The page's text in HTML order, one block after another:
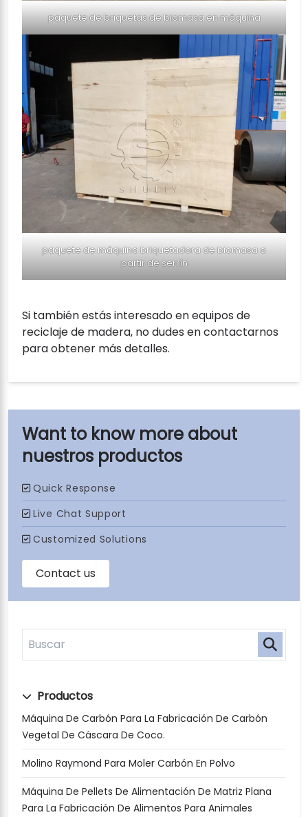
nuestros productos
Productos
Máquina De Carbón Para La Fabricación De Carbón
Vegetal De Cáscara De Coco.
Molino Raymond Para Moler Carbón En Polvo
Máquina De Pellets De Alimentación De Matriz Plana
Para La Fabricación De Alimentos Para Animales
paquete de briquetas de biomasa en máquina
paquete de máquina briquetadora de biomasa a
partir de serrín
Si también estás interesado en equipos de
reciclaje de madera, no dudes en contactarnos
para obtener más detalles.